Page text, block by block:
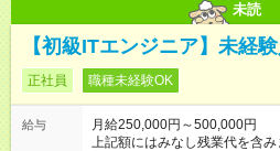
未読
【初級ITエンジニア】未経
正社員 職種未経験OK
給与
月給250,000円～500,000円
上記額にはみなし残業代を含